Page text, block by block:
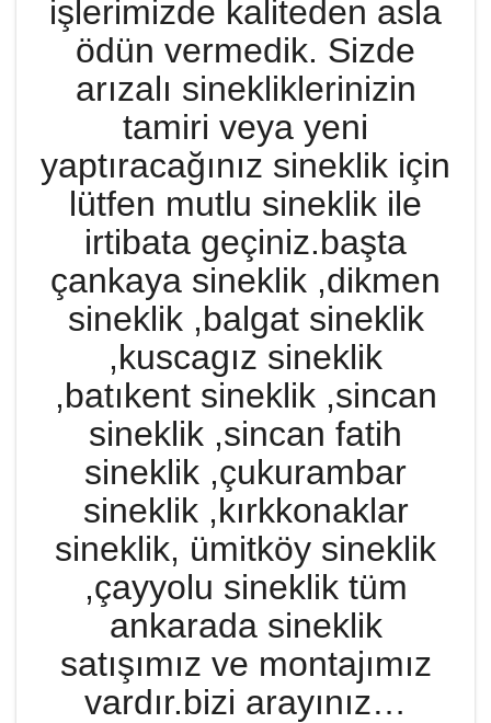
işlerimizde kaliteden asla
ödün vermedik. Sizde
arızalı sinekliklerinizin
tamiri veya yeni
yaptıracağınız sineklik için
lütfen mutlu sineklik ile
irtibata geçiniz.başta
çankaya sineklik ,dikmen
sineklik ,balgat sineklik
,kuscagız sineklik
,batıkent sineklik ,sincan
sineklik ,sincan fatih
sineklik ,çukurambar
sineklik ,kırkkonaklar
sineklik, ümitköy sineklik
,çayyolu sineklik tüm
ankarada sineklik
satışımız ve montajımız
vardır.bizi arayınız…